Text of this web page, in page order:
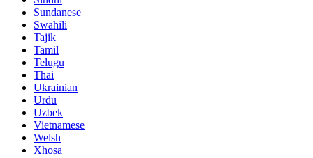
Sundanese
Swahili
Tajik
Tamil
Telugu
Thai
Ukrainian
Urdu
Uzbek
Vietnamese
Welsh
Xhosa